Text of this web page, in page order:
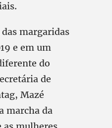
margaridas
e em um
do
de
Mazé
marcha da